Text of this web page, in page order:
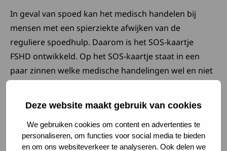
Deze website maakt gebruik van cookies
We gebruiken cookies om content en advertenties te
personaliseren, om functies voor social media te bieden
en om ons websiteverkeer te analyseren. Ook delen we
In geval van spoed kan het medisch handelen bij
mensen met een spierziekte afwijken van de
reguliere spoedhulp. Daarom is het SOS-kaartje
FSHD ontwikkeld. Op het SOS-kaartje staat in een
paar zinnen welke medische handelingen wel en niet
Bij het SOS-kaartje hoort eenalertkaart voor
zorgverlenersmet meer gedetailleerde informatie.